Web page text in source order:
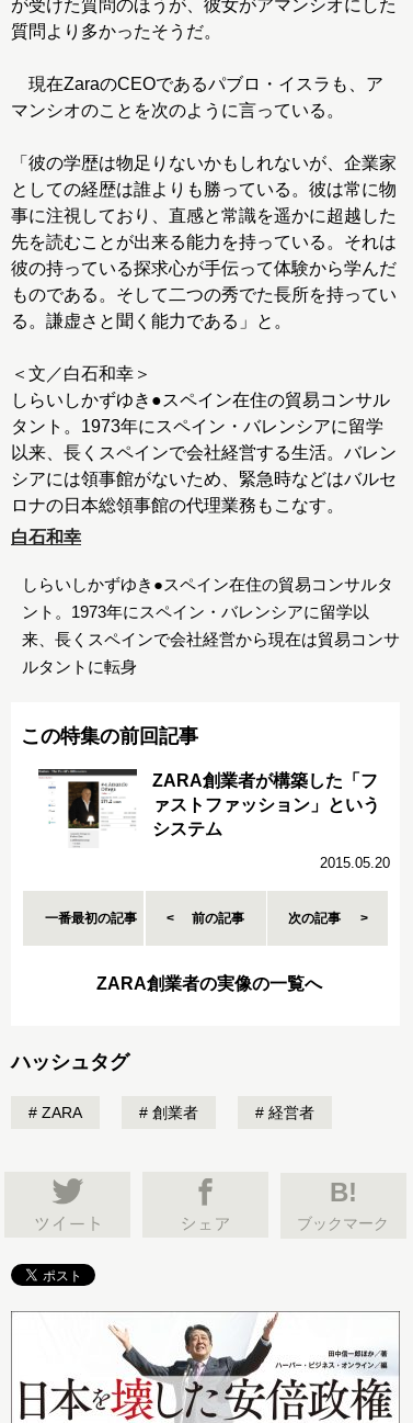
が受けた質問のほうが、彼女がアマンシオにした
質問より多かったそうだ。
現在ZaraのCEOであるパブロ・イスラも、ア
マンシオのことを次のように言っている。
「彼の学歴は物足りないかもしれないが、企業家
としての経歴は誰よりも勝っている。彼は常に物
事に注視しており、直感と常識を遥かに超越した
先を読むことが出来る能力を持っている。それは
彼の持っている探求心が手伝って体験から学んだ
ものである。そして二つの秀でた長所を持ってい
る。謙虚さと聞く能力である」と。
＜文／白石和幸＞
しらいしかずゆき●スペイン在住の貿易コンサル
タント。1973年にスペイン・バレンシアに留学
以来、長くスペインで会社経営する生活。バレン
シアには領事館がないため、緊急時などはバルセ
ロナの日本総領事館の代理業務もこなす。
白石和幸
しらいしかずゆき●スペイン在住の貿易コンサルタ
ント。1973年にスペイン・バレンシアに留学以
来、長くスペインで会社経営から現在は貿易コンサ
ルタントに転身
この特集の前回記事
ZARA創業者が構築した「フ
ァストファッション」という
システム
2015.05.20
一番最初の記事 前の記事 次の記事
ZARA創業者の実像の一覧へ
ハッシュタグ
ZARA 創業者 経営者
B!
ブックマーク